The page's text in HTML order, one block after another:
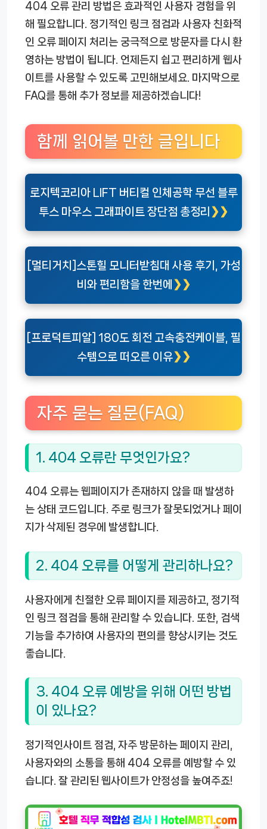
404 오류 관리 방법은 효과적인 사용자 경험을 위
해 필요합니다. 정기적인 링크 점검과 사용자 친화적
인 오류 페이지 처리는 궁극적으로 방문자를 다시 환
영하는 방법이 됩니다. 언제든지 쉽고 편리하게 웹사
이트를 사용할 수 있도록 고민해보세요. 마지막으로
FAQ를 통해 추가 정보를 제공하겠습니다!
함께 읽어볼 만한 글입니다
로지텍코리아 LIFT 버티컬 인체공학 무선 블루
투스 마우스 그래파이트 장단점 총정리
[멀티거치]스톤힐 모니터받침대 사용 후기, 가성
비와 편리함을 한번에
[프로덕트피알] 180도 회전 고속충전케이블, 필
수템으로 떠오른 이유
자주 묻는 질문(FAQ)
1. 404 오류란 무엇인가요?
404 오류는 웹페이지가 존재하지 않을 때 발생하
는 상태 코드입니다. 주로 링크가 잘못되었거나 페이
지가 삭제된 경우에 발생합니다.
2. 404 오류를 어떻게 관리하나요?
사용자에게 친절한 오류 페이지를 제공하고, 정기적
인 링크 점검을 통해 관리할 수 있습니다. 또한, 검색
기능을 추가하여 사용자의 편의를 향상시키는 것도
좋습니다.
3. 404 오류 예방을 위해 어떤 방법
이 있나요?
정기적인사이트 점검, 자주 방문하는 페이지 관리,
사용자와의 소통을 통해 404 오류를 예방할 수 있
습니다. 잘 관리된 웹사이트가 안정성을 높여주죠!